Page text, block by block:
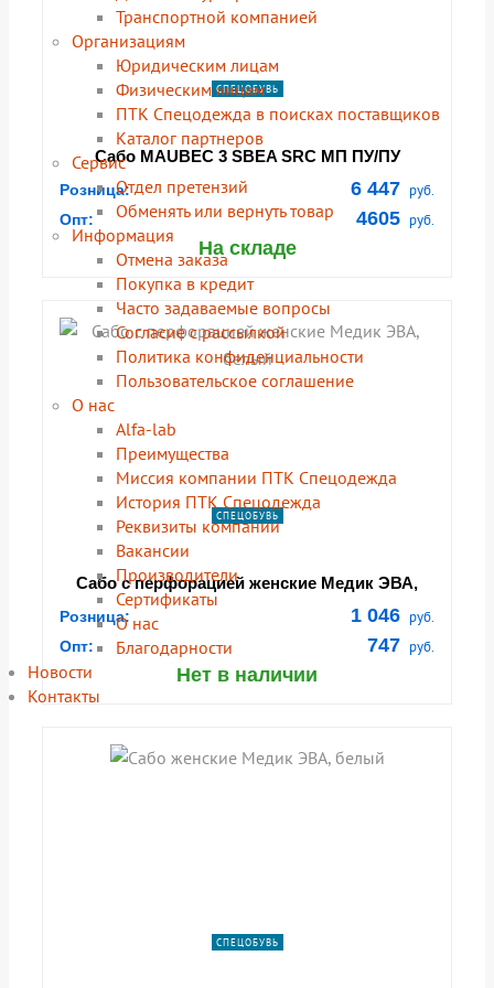
Транспортной компанией
Организациям
Юридическим лицам
Физическим лицам
ПТК Спецодежда в поисках поставщиков
Каталог партнеров
Сервис
Отдел претензий
Обменять или вернуть товар
Информация
Отмена заказа
Покупка в кредит
Часто задаваемые вопросы
Согласие с рассылкой
Политика конфиденциальности
Пользовательское соглашение
О нас
Alfa-lab
Преимущества
Миссия компании ПТК Спецодежда
История ПТК Спецодежда
Реквизиты компании
Вакансии
Производители
Сертификаты
О нас
Благодарности
Новости
Контакты
СПЕЦОБУВЬ
Сабо MAUBEC 3 SBEA SRC МП ПУ/ПУ
DeltaPlus, белый
Розница: 6 447 руб.
Опт: 4605 руб.
На складе
СПЕЦОБУВЬ
Сабо с перфорацией женские Медик ЭВА,
Розница: 1 046 руб.
Опт: 747 руб.
Нет в наличии
СПЕЦОБУВЬ